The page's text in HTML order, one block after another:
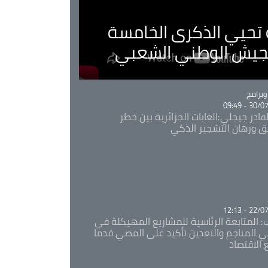
تحيي الذكرى الخامسة
الوطني الشعبي
30/07/
جيجلي:الغابات الجزائرية بين خطر
ورهان التشجير الذكي
22/07/
المتابعة الرئاسية للمشاريع المهيكلة في
المناجم والتعدين تأكيد على المضي قدما
الاقتصاد